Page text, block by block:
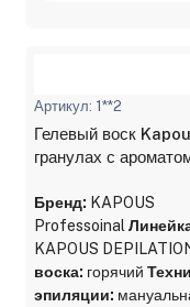
Артикул: 1**2
Гелевый воск
гранулах с
Бренд: KAPOUS
Professoinal
KAPOUS
воска: горячий
эпиляции: